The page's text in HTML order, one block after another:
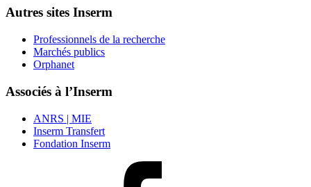
Autres sites Inserm
Professionnels de la recherche
Marchés publics
Orphanet
Associés à l’Inserm
ANRS | MIE
Inserm Transfert
Fondation Inserm